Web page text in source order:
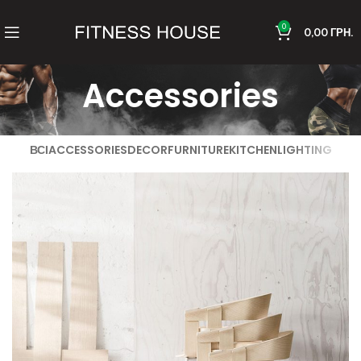
0 0,00ГРН.
Accessories
ВСІACCESSORIESDECORFURNITUREKITCHENLIGHTING